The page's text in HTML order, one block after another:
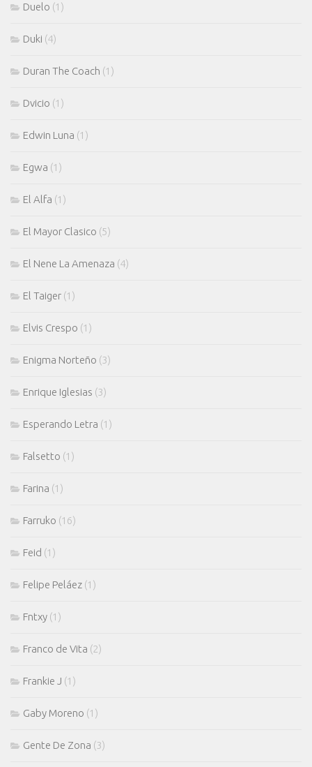
Duelo (1)
Duki (4)
Duran The Coach (1)
Dvicio (1)
Edwin Luna (1)
Egwa (1)
El Alfa (1)
El Mayor Clasico (5)
El Nene La Amenaza (4)
El Taiger (1)
Elvis Crespo (1)
Enigma Norteño (3)
Enrique Iglesias (3)
Esperando Letra (1)
Falsetto (1)
Farina (1)
Farruko (16)
Feid (1)
Felipe Peláez (1)
Fntxy (1)
Franco de Vita (2)
Frankie J (1)
Gaby Moreno (1)
Gente De Zona (3)